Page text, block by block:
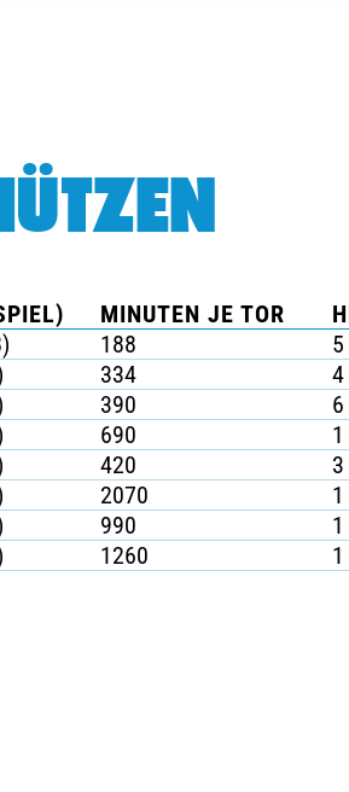
MINUTEN JE TOR
188 5
334 4
390 6
690 1
420 3
2070 1
990 1
1260 1